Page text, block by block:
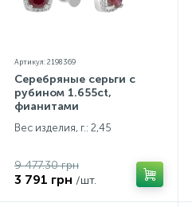
Артикул: 2198369
Серебряные серьги с
рубином 1.655ct,
фианитами
Вес изделия, г.: 2,45
9 477.30 грн
3 791 грн /шт.